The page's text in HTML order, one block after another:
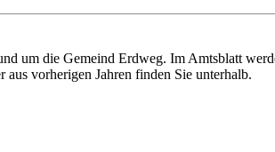
um die Gemeind Erdweg. Im Amtsblatt
vorherigen Jahren finden Sie unterhalb.